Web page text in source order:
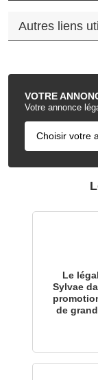
VOTRE
Votre annonce
Autres liens
.
Le
Sylvae
de